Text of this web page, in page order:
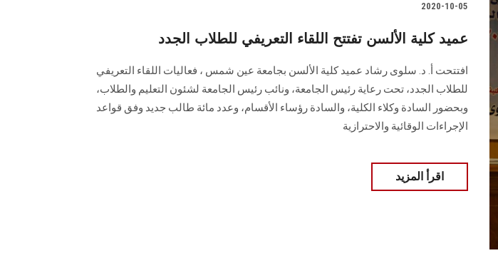
2020-10-05
عميد كلية الألسن تفتتح اللقاء التعريفي للطلاب الجدد
افتتحت أ. د. سلوى رشاد عميد كلية الألسن بجامعة عين شمس ، فعاليات اللقاء التعريفي
للطلاب الجدد، تحت رعاية رئيس الجامعة، ونائب رئيس الجامعة لشئون التعليم والطلاب،
وبحضور السادة وكلاء الكلية، والسادة رؤساء الأقسام، وعدد مائة طالب جديد وفق قواعد
الإجراءات الوقائية والاحترازية
اقرأ المزيد